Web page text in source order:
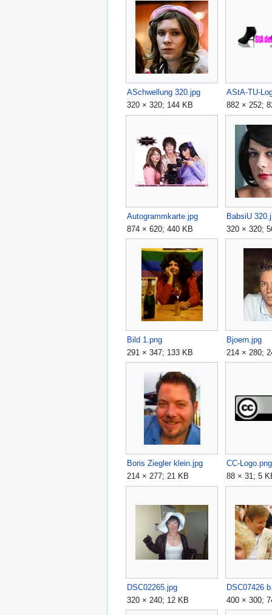
ASchwellung 320.jpg
320 × 320; 144 KB
882 × 252;
Autogrammkarte.jpg
874 × 620; 440 KB
BabsiU
320 × 320;
Bild 1.png
291 × 347; 133 KB
Bjoern.jpg
214 × 280;
Boris Ziegler klein.jpg
214 × 277; 21 KB
CC-Logo.png
88 × 31; 5
DSC02265.jpg
320 × 240; 12 KB
DSC07426
400 × 300;